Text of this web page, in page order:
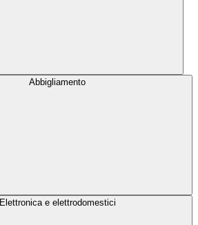
Abbigliamento
Elettronica e elettrodomestici